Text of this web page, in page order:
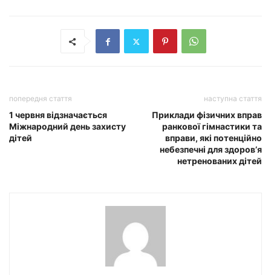
попередня стаття
1 червня відзначається
Міжнародний день захисту
дітей
наступна стаття
Приклади фізичних вправ
ранкової гімнастики та
вправи, які потенційно
небезпечні для здоров’я
нетренованих дітей